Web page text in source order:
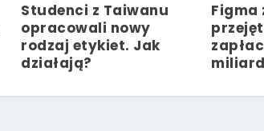
Studenci z Taiwanu
opracowali nowy
rodzaj etykiet. Jak
działają?
Figma